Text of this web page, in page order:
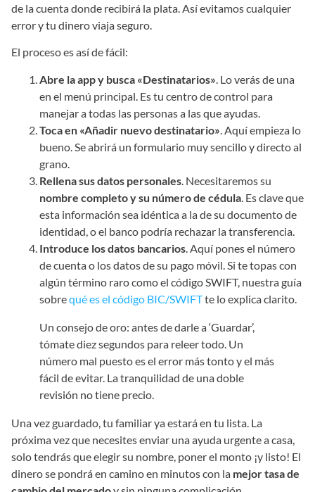
de la cuenta donde recibirá la plata. Así evitamos cualquier
error y tu dinero viaja seguro.
El proceso es así de fácil:
Abre la app y busca «Destinatarios» . Lo verás de una
en el menú principal. Es tu centro de control para
manejar a todas las personas a las que ayudas.
Toca en «Añadir nuevo destinatario» . Aquí empieza lo
bueno. Se abrirá un formulario muy sencillo y directo al
grano.
Rellena sus datos personales . Necesitaremos su
nombre completo y su número de cédula . Es clave que
esta información sea idéntica a la de su documento de
identidad, o el banco podría rechazar la transferencia.
Introduce los datos bancarios . Aquí pones el número
de cuenta o los datos de su pago móvil. Si te topas con
algún término raro como el código SWIFT, nuestra guía
sobrequé es el código BIC/SWIFTte lo explica clarito.
Un consejo de oro: antes de darle a ‘Guardar’,
tómate diez segundos para releer todo. Un
número mal puesto es el error más tonto y el más
fácil de evitar. La tranquilidad de una doble
revisión no tiene precio.
Una vez guardado, tu familiar ya estará en tu lista. La
próxima vez que necesites enviar una ayuda urgente a casa,
solo tendrás que elegir su nombre, poner el monto ¡y listo! El
dinero se pondrá en camino en minutos con la mejor tasa de